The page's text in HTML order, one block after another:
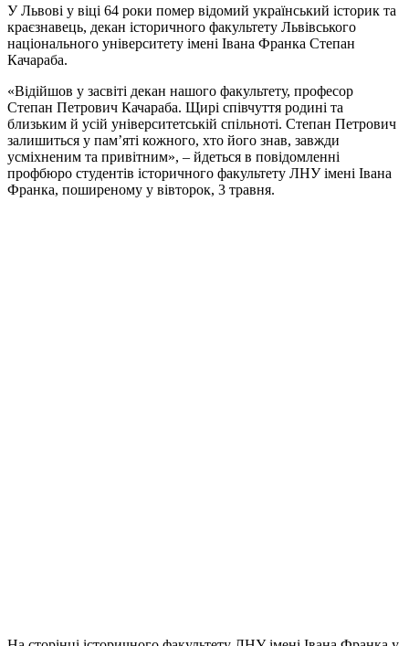
У Львові у віці 64 роки помер відомий український історик та
краєзнавець, декан історичного факультету Львівського
національного університету імені Івана Франка Степан
Качараба.
«Відійшов у засвіті декан нашого факультету, професор
Степан Петрович Качараба. Щирі співчуття родині та
близьким й усій університетській спільноті. Степан Петрович
залишиться у пам’яті кожного, хто його знав, завжди
усміхненим та привітним», – йдеться в повідомленні
профбюро студентів історичного факультету ЛНУ імені Івана
Франка, поширеному у вівторок, 3 травня.